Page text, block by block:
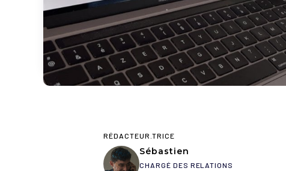
RÉDACTEUR.TRICE
Sébastien
CHARGÉ DES RELATIONS